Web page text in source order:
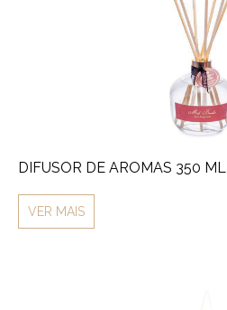
DIFUSOR DE AROMAS 350 ML
VER MAIS